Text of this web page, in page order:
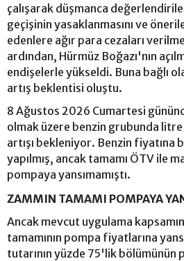
çalışarak düşmanca
geçişinin yasaklanmasını ve
edenlere ağır para cezaları
ardından, Hürmüz Boğazı'nın
endişelerle yükseldi. Buna bağlı
artış beklentisi oluştu.
8 Ağustos 2026 Cumartesi
olmak üzere benzin grubunda
artışı bekleniyor. Benzin fiyatına
yapılmış, ancak tamamı ÖTV ile
pompaya yansımamıştı.
ZAMMIN TAMAMI POMPAYA
Ancak mevcut uygulama
tamamının pompa fiyatlarına
tutarının yüzde 75'lik bölümünün